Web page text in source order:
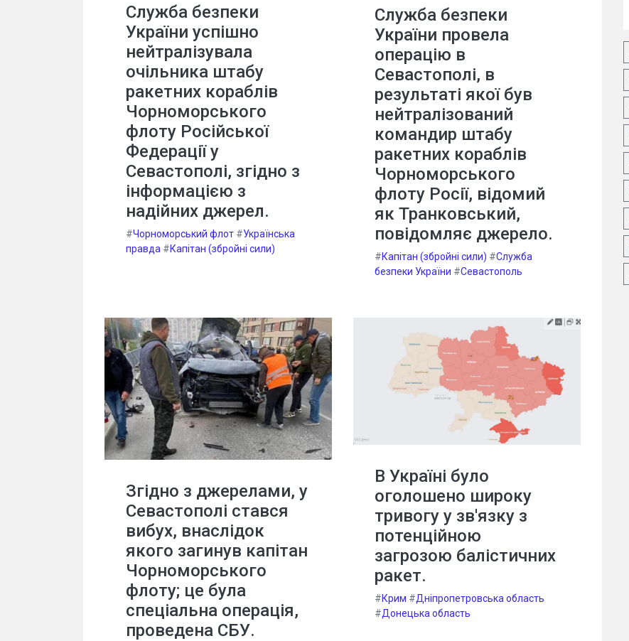
Служба безпеки
України успішно
нейтралізувала
очільника штабу
ракетних кораблів
Чорноморського
флоту Російської
Федерації у
Севастополі, згідно з
інформацією з
надійних джерел.
#Чорноморський флот #Українська
правда #Капітан (збройні сили)
Служба безпеки
України провела
операцію в
Севастополі, в
результаті якої був
нейтралізований
командир штабу
ракетних кораблів
Чорноморського
флоту Росії, відомий
як Транковський,
повідомляє джерело.
#Капітан (збройні сили) #Служба
безпеки України #Севастополь
Згідно з джерелами, у
Севастополі стався
вибух, внаслідок
якого загинув капітан
Чорноморського
флоту; це була
спеціальна операція,
проведена СБУ.
В Україні було
оголошено широку
тривогу у зв'язку з
потенційною
загрозою балістичних
ракет.
#Крим #Дніпропетровська область
#Донецька область